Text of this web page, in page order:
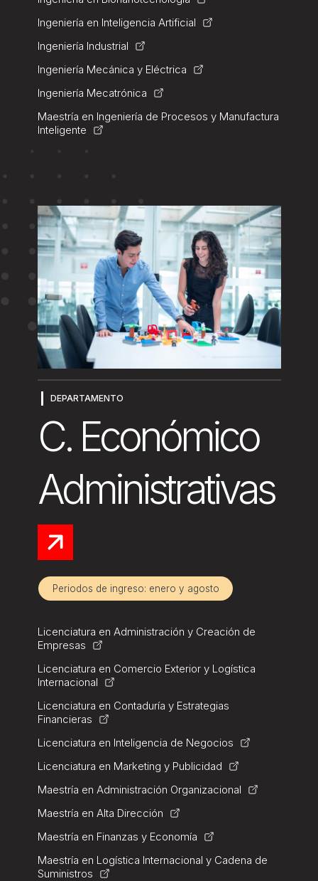
Ingeniería en Inteligencia Artificial
Ingeniería Industrial
Ingeniería Mecánica y Eléctrica
Ingeniería Mecatrónica
Maestría en Ingeniería de Procesos y Manufactura
Inteligente
DEPARTAMENTO
C. Económico
Administrativas
Periodos de ingreso: enero y agosto
Licenciatura en Administración y Creación de
Empresas
Licenciatura en Comercio Exterior y Logística
Internacional
Licenciatura en Contaduría y Estrategias
Financieras
Licenciatura en Inteligencia de Negocios
Licenciatura en Marketing y Publicidad
Maestría en Administración Organizacional
Maestría en Alta Dirección
Maestría en Finanzas y Economía
Maestría en Logística Internacional y Cadena de
Suministros